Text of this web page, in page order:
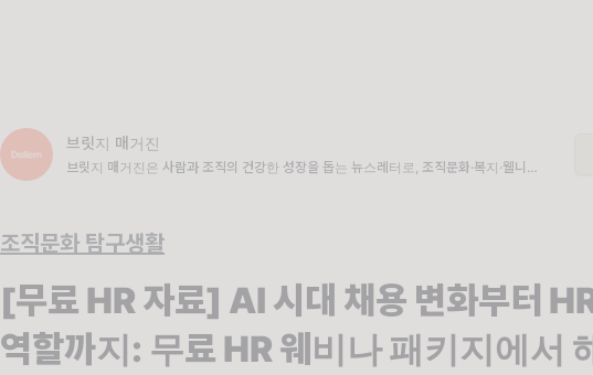
브릿지 매거진
브릿지 매거진은 사람과 조직의 건강한 성장을 돕는 뉴스레터로, 조직문화·복지·웰니스·E
조직문화 탐구생활
[무료 HR 자료] AI 시대 채용 변화부터
역할까지: 무료 HR 웨비나 패키지에서